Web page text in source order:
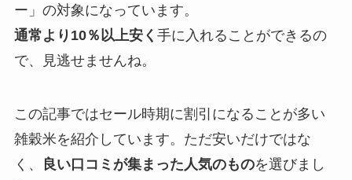
ー」の対象になっています。
通常より10％以上安く 手に入れることができるの
で、見逃せませんね。
この記事ではセール時期に割引になることが多い
雑穀米を紹介しています。ただ安いだけではな
く、
良い口コミが集まった人気のものを選びまし